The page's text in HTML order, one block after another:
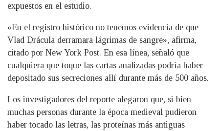
expuestos en el estudio.
«En el registro histórico no tenemos evidencia de que
Vlad Drácula derramara lágrimas de sangre», afirma,
citado por New York Post. En esa línea, señaló que
cualquiera que toque las cartas analizadas podría haber
depositado sus secreciones allí durante más de 500 años.
Los investigadores del reporte alegaron que, si bien
muchas personas durante la época medieval pudieron
haber tocado las letras, las proteínas más antiguas